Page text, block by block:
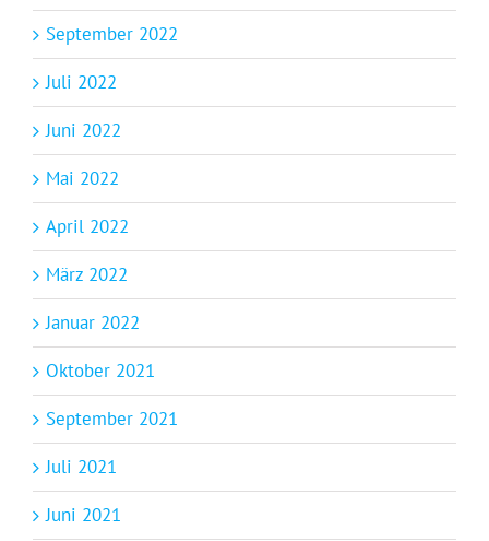
September 2022
Juli 2022
Juni 2022
Mai 2022
April 2022
März 2022
Januar 2022
Oktober 2021
September 2021
Juli 2021
Juni 2021